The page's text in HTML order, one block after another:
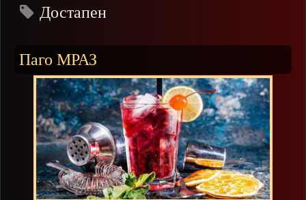
Достапен
Паго МРАЗ